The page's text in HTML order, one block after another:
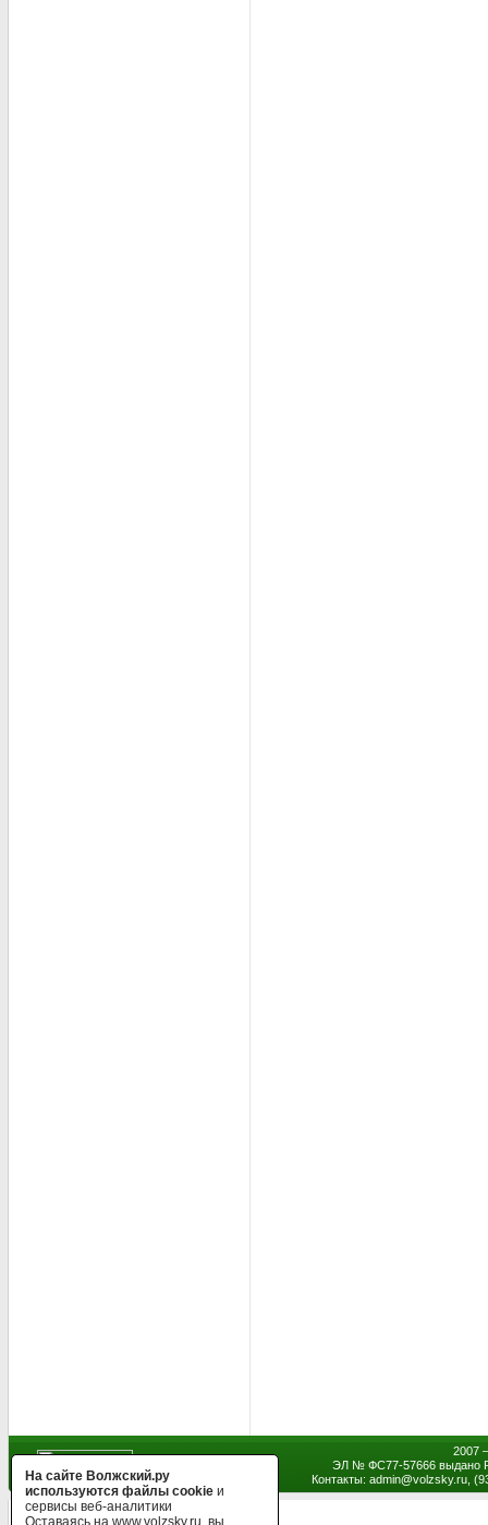
2007
ЭЛ № ФС77-57666 выдано
Контакты: admin@volzsky.ru,
На сайте Волжский.ру
используются файлы cookie и
сервисы веб-аналитики
Оставаясь на www.volzsky.ru, вы